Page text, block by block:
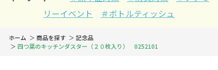
リーイベント
＃ボトルティッシュ
ホーム 商品を探す
記念品
四つ葉のキッチンダスター（２０枚入り） 0252101